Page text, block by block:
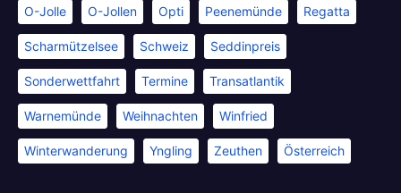
O-Jolle O-Jollen Opti Peenemünde Regatta
Scharmützelsee Schweiz Seddinpreis
Sonderwettfahrt Termine Transatlantik
Warnemünde Weihnachten Winfried
Winterwanderung Yngling Zeuthen Österreich